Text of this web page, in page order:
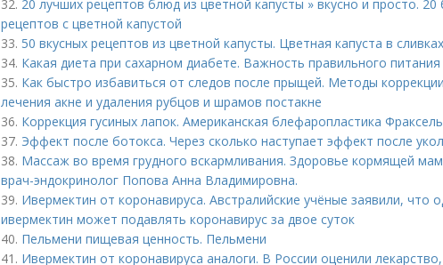
32. 20 лучших рецептов блюд из цветной капусты » вкусно и просто. 20
рецептов с цветной капустой
33. 50 вкусных рецептов из цветной капусты. Цветная капуста в сливках
34. Какая диета при сахарном диабете. Важность правильного
35. Как быстро избавиться от следов после прыщей. Методы
лечения акне и удаления рубцов и шрамов постакне
36. Коррекция гусиных лапок. Американская блефаропластика Фраксель
37. Эффект после ботокса. Через сколько наступает эффект после
38. Массаж во время грудного вскармливания. Здоровье кормящей
врач-эндокринолог Попова Анна Владимировна.
39. Ивермектин от коронавируса. Австралийские учёные заявили, что
ивермектин может подавлять коронавирус за двое суток
40. Пельмени пищевая ценность. Пельмени
41. Ивермектин от коронавируса аналоги. В России оценили